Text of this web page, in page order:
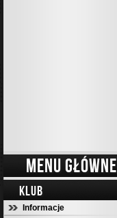
MENU GŁÓWNE
KLUB
Informacje